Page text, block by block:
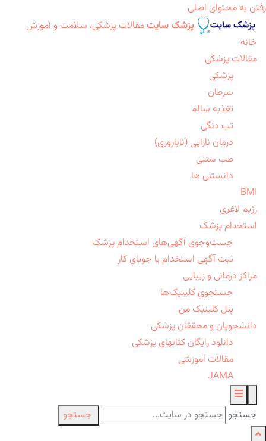
رفتن به محتوای اصلی
پزشک سایت مقالات پزشکی، سلامت و آموزش
خانه
مقالات پزشکی
پزشکی
سرطان
تغذیه سالم
تب دنگی
درمان نازایی (ناباروری)
طب سنتی
دانستنی ها
BMI
رژیم لاغری
استخدام پزشک
جست‌وجوی آگهی‌های استخدام پزشک
ثبت آگهی استخدام یا جویای کار
مراکز درمانی و زیبایی
جستجوی کلینیک‌ها
پنل کلینیک من
دانشجویان و محققان پزشکی
دانلود رایگان کتابهای پزشکی
مقالات آموزشی
JAMA
جستجو جستجو